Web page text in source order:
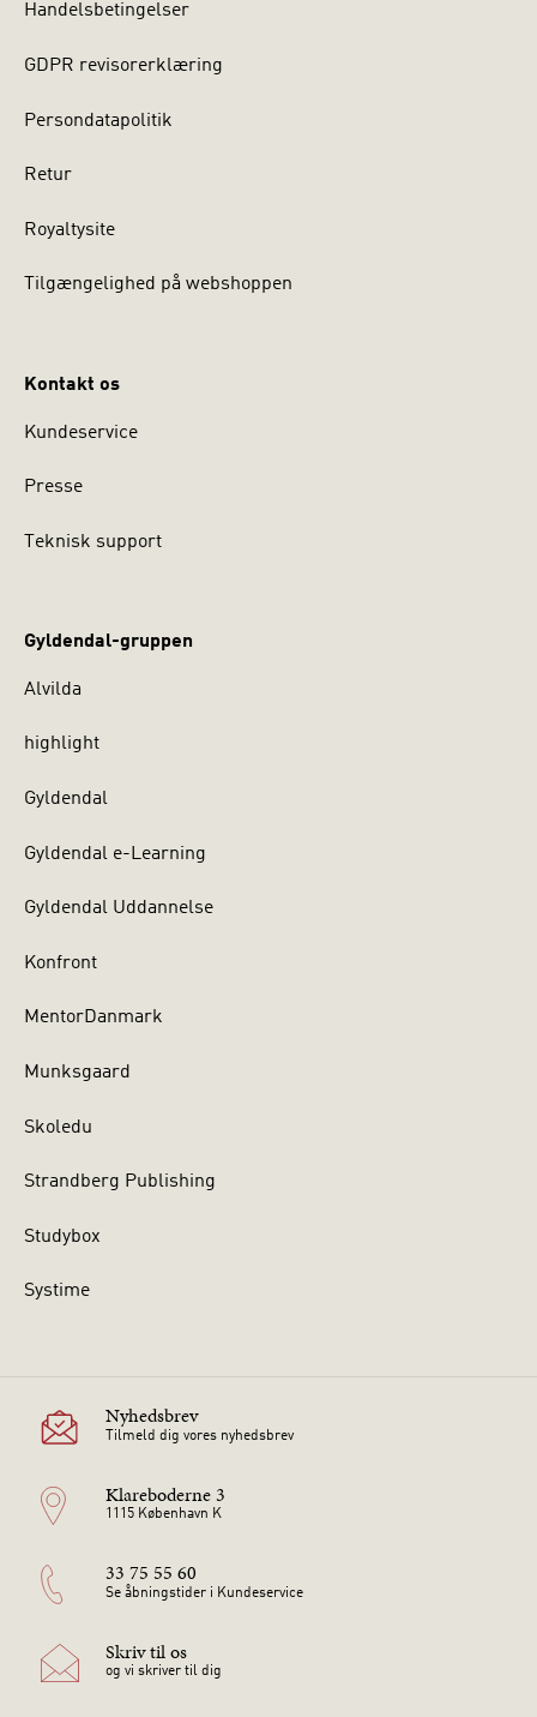
Handelsbetingelser
GDPR revisorerklæring
Persondatapolitik
Retur
Royaltysite
Tilgængelighed på webshoppen
Kontakt os
Kundeservice
Presse
Teknisk support
Gyldendal-gruppen
Alvilda
highlight
Gyldendal
Gyldendal e-Learning
Gyldendal Uddannelse
Konfront
MentorDanmark
Munksgaard
Skoledu
Strandberg Publishing
Studybox
Systime
Nyhedsbrev
Tilmeld dig vores nyhedsbrev
Klareboderne 3
1115 København K
33 75 55 60
Se åbningstider i Kundeservice
Skriv til os
og vi skriver til dig